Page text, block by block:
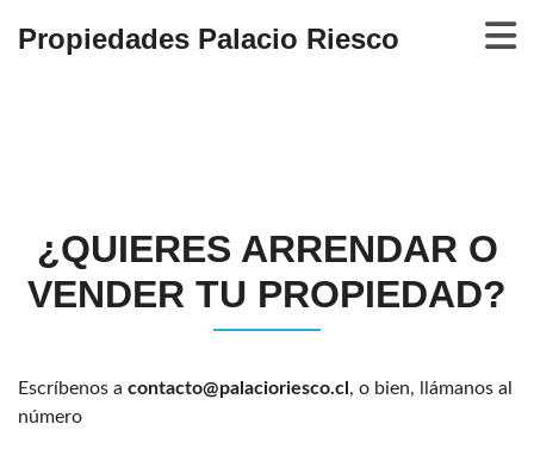
Propiedades Palacio Riesco
¿QUIERES ARRENDAR O
VENDER TU PROPIEDAD?
Escríbenos a contacto@palacioriesco.cl , o bien, llámanos al
número